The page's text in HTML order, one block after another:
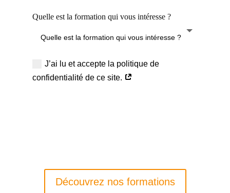
Quelle est la formation qui vous intéresse ?
J’ai lu et accepte la politique de
confidentialité de ce site.
Découvrez nos formations